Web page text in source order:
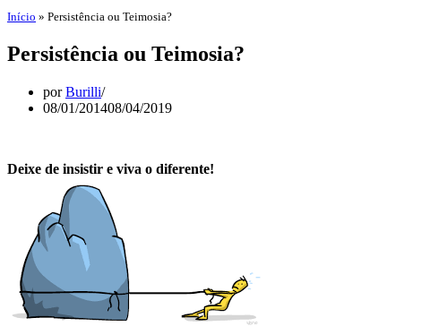
Início » Persistência ou Teimosia?
Persistência ou Teimosia?
porBurilli
08/01/201408/04/2019
Deixe de insistir e viva o diferente!